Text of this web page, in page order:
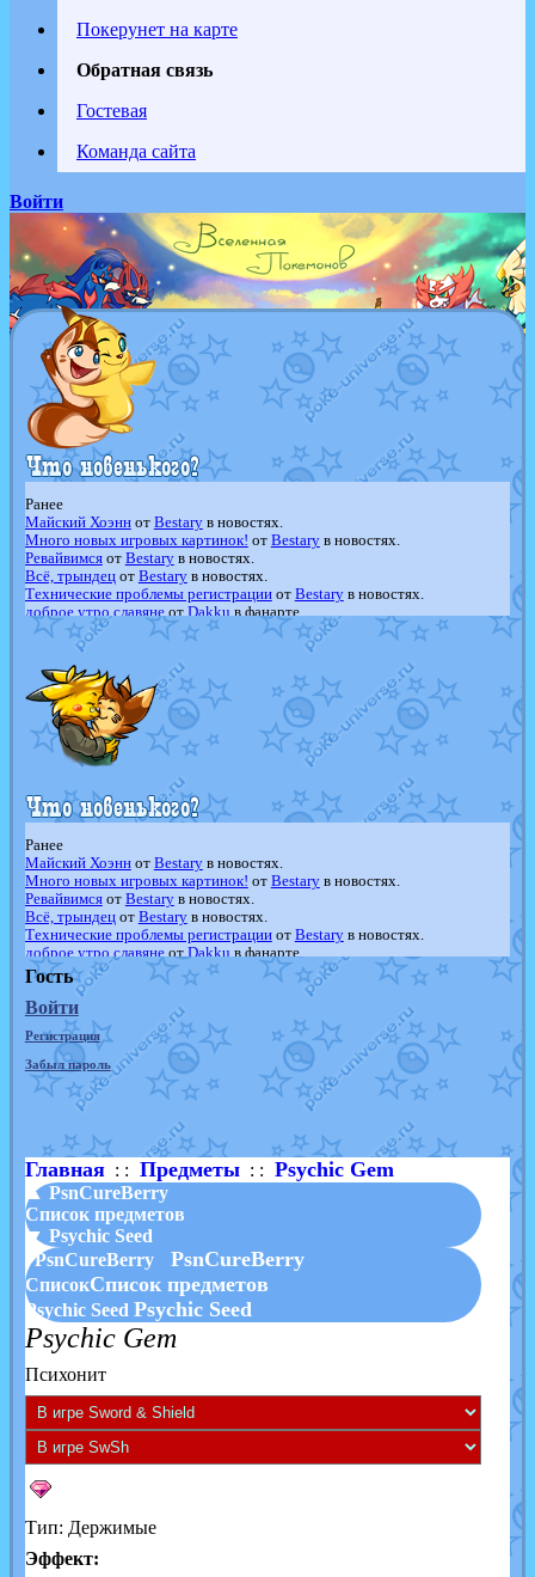
Покерунет на карте
Обратная связь
Гостевая
Команда сайта
Войти
Ранее
Майский Хоэннот Bestaryв новостях.
Много новых игровых картинок! от Bestaryв новостях.
Ревайвимсяот Bestaryв новостях.
Всё, трындецот Bestaryв новостях.
Технические проблемы регистрацииот Bestaryв новостях.
доброе утро славянеот Dakku в фанарте.
Йолда и Мимикью отMavisNyanCatв фанарте.
Недовольный котомангуст
в фанарте.
The Dark Wishmaker
отRandomon
шадоу спиритомб
отilovearceus
в фанарте.
траббишотilovearceusв фанарте.
Raging BoltотGraceDaFox
в фанарте.
Shadow mismagiusотJOK_julia
в фанарте.
художникотvicavicaв фанарте.
Ранее
Майский Хоэннот Bestaryв новостях.
Много новых игровых картинок! от Bestaryв новостях.
Ревайвимсяот Bestaryв новостях.
Всё, трындецот Bestaryв новостях.
Технические проблемы регистрацииот Bestaryв новостях.
доброе утро славянеот Dakku в фанарте.
Йолда и МимикьюотMavisNyanCatв фанарте.
Недовольный котомангуст
в фанарте.
The Dark Wishmaker
отRandomon
шадоу спиритомб
отilovearceus
в фанарте.
траббишотilovearceusв фанарте.
Raging BoltотGraceDaFox
Shadow mismagiusотJOK_julia
в фанарте.
художникот vicavicaв фанарте.
Гость
Войти
Регистрация
Забыл пароль
Главная: : Предметы: : Psychic Gem
▲ PsnCureBerry
Список предметов
▼ Psychic Seed
PsnCureBerry
PsnCureBerry
СписокСписок предметов
Psychic Seed Psychic Seed
Psychic Gem
Психонит
Тип: Держимые
Эффект: